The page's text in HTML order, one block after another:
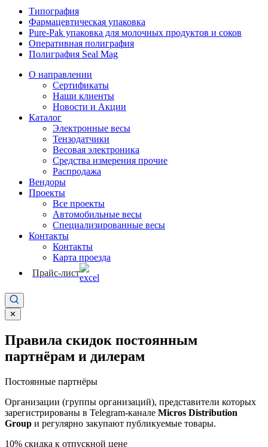
Типография
Фармацевтическая упаковка
Pure-Pak упаковка для молочных продуктов и соков
Оперативная полиграфия
Полиграфия Seal Mag
О направлении
Сертификаты
Наши клиенты
Новости и Акции
Каталог
Электронные весы
Тензодатчики
Весовая электроника
Средства измерения прочие
Распродажа
Вендоры
Проекты
Все проекты
Автомобильные весы
Специализированные весы
Контакты
Контакты
Карта проезда
Прайс-лист
✕
Правила скидок постоянным
партнёрам и дилерам
Постоянные партнёры
Организации (группы организаций), представители которых
зарегистрированы в Telegram-канале Micros Distribution
Group и регулярно закупают публикуемые товары.
10% скидка к отпускной цене